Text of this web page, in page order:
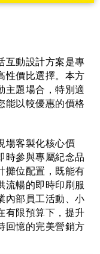
互動設計方案是專
性價比選擇。本方
主題場合，特別適
能以較優惠的價格
場客製化核心價
時參與專屬紀念品
攤位配置，既能有
流暢的即時印刷服
內部員工活動、小
有限預算下，提升
回憶的完美營銷方